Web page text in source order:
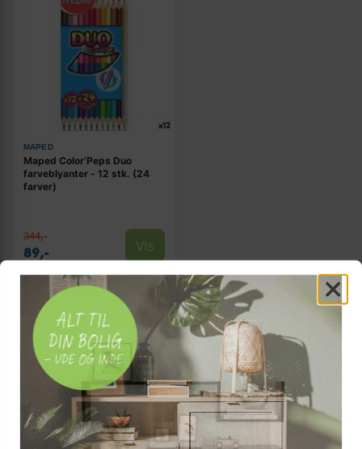
MAPED
Maped Color’Peps Duo
farveblyanter - 12 stk. (24
farver)
344,-
89,- Vis
På lager